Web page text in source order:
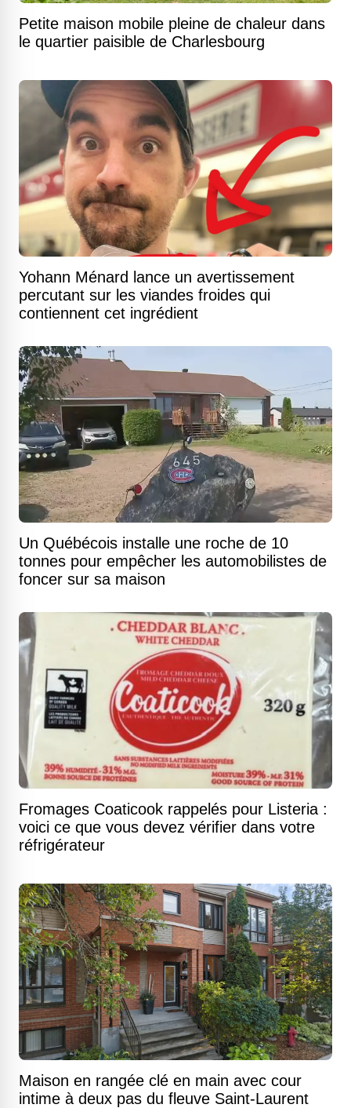
Petite maison mobile pleine de chaleur dans
le quartier paisible de Charlesbourg
Yohann Ménard lance un avertissement
percutant sur les viandes froides qui
contiennent cet ingrédient
Un Québécois installe une roche de 10
tonnes pour empêcher les automobilistes de
foncer sur sa maison
Fromages Coaticook rappelés pour Listeria :
voici ce que vous devez vérifier dans votre
réfrigérateur
Maison en rangée clé en main avec cour
intime à deux pas du fleuve Saint-Laurent